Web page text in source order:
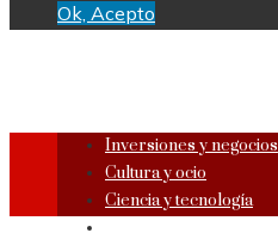
Ok, Acepto
Inversiones y negocios
Cultura y ocio
Ciencia y tecnología